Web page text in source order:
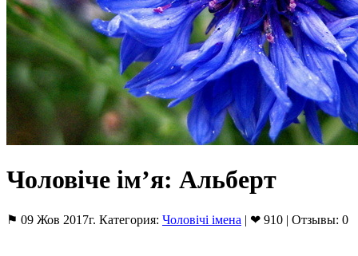
Чоловіче ім’я: Альберт
⚑ 09 Жов 2017г. Категория: Чоловічі імена | ❤ 910 | Отзывы: 0